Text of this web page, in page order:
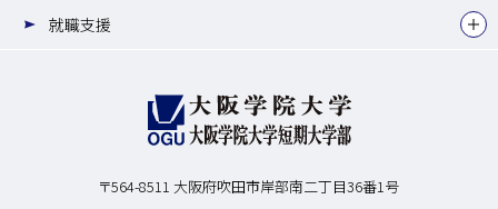
就職支援
〒564-8511 大阪府吹田市岸部南二丁目36番1号